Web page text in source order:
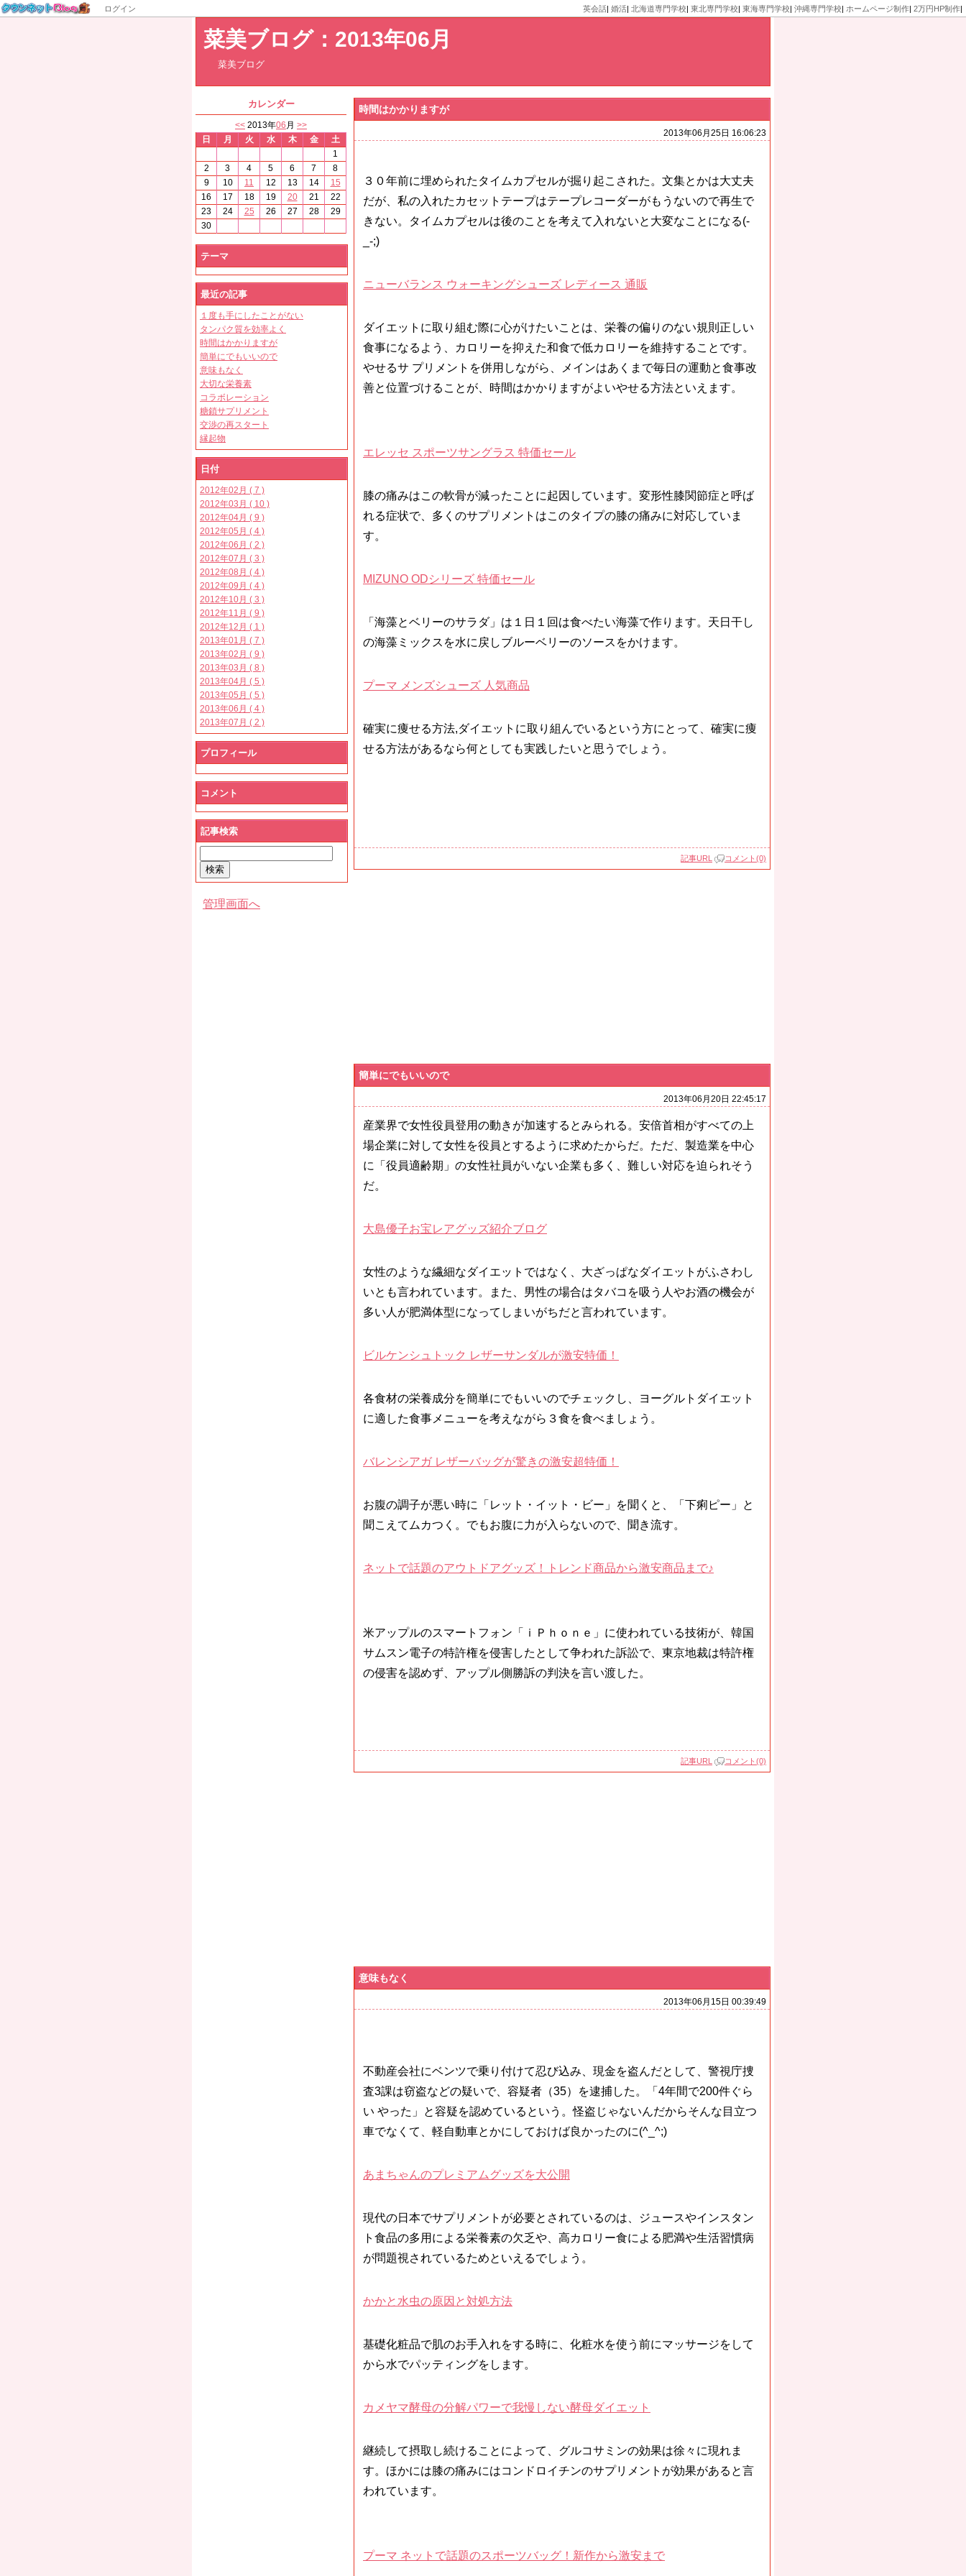
ログイン 英会話| 婚活| 北海道専門学校| 東北専門学校| 東海専門学校| 沖縄専門学校| ホームページ制作| 2万円HP制作|
菜美ブログ：2013年06月
菜美ブログ
時間はかかりますが
2013年06月25日 16:06:23
３０年前に埋められたタイムカプセルが掘り起こされた。文集とかは大丈夫
だが、私の入れたカセットテープはテープレコーダーがもうないので再生で
きない。タイムカプセルは後のことを考えて入れないと大変なことになる(-
_-;)
ニューバランス ウォーキングシューズ レディース 通販
ダイエットに取り組む際に心がけたいことは、栄養の偏りのない規則正しい
食事になるよう、カロリーを抑えた和食で低カロリーを維持することです。
やせるサ プリメントを併用しながら、メインはあくまで毎日の運動と食事改
善と位置づけることが、時間はかかりますがよいやせる方法といえます。
エレッセ スポーツサングラス 特価セール
膝の痛みはこの軟骨が減ったことに起因しています。変形性膝関節症と呼ば
れる症状で、多くのサプリメントはこのタイプの膝の痛みに対応していま
す。
MIZUNO ODシリーズ 特価セール
「海藻とベリーのサラダ」は１日１回は食べたい海藻で作ります。天日干し
の海藻ミックスを水に戻しブルーベリーのソースをかけます。
プーマ メンズシューズ 人気商品
確実に痩せる方法,ダイエットに取り組んでいるという方にとって、確実に痩
せる方法があるなら何としても実践したいと思うでしょう。
記事URL コメント(0)
簡単にでもいいので
2013年06月20日 22:45:17
産業界で女性役員登用の動きが加速するとみられる。安倍首相がすべての上
場企業に対して女性を役員とするように求めたからだ。ただ、製造業を中心
に「役員適齢期」の女性社員がいない企業も多く、難しい対応を迫られそう
だ。
大島優子お宝レアグッズ紹介ブログ
女性のような繊細なダイエットではなく、大ざっぱなダイエットがふさわし
いとも言われています。また、男性の場合はタバコを吸う人やお酒の機会が
多い人が肥満体型になってしまいがちだと言われています。
ビルケンシュトック レザーサンダルが激安特価！
各食材の栄養成分を簡単にでもいいのでチェックし、ヨーグルトダイエット
に適した食事メニューを考えながら３食を食べましょう。
バレンシアガ レザーバッグが驚きの激安超特価！
お腹の調子が悪い時に「レット・イット・ビー」を聞くと、「下痢ピー」と
聞こえてムカつく。でもお腹に力が入らないので、聞き流す。
ネットで話題のアウトドアグッズ！トレンド商品から激安商品まで♪
米アップルのスマートフォン「ｉＰｈｏｎｅ」に使われている技術が、韓国
サムスン電子の特許権を侵害したとして争われた訴訟で、東京地裁は特許権
の侵害を認めず、アップル側勝訴の判決を言い渡した。
記事URL コメント(0)
意味もなく
2013年06月15日 00:39:49
不動産会社にベンツで乗り付けて忍び込み、現金を盗んだとして、警視庁捜
査3課は窃盗などの疑いで、容疑者（35）を逮捕した。「4年間で200件ぐら
い やった」と容疑を認めているという。怪盗じゃないんだからそんな目立つ
車でなくて、軽自動車とかにしておけば良かったのに(^_^;)
あまちゃんのプレミアムグッズを大公開
現代の日本でサプリメントが必要とされているのは、ジュースやインスタン
ト食品の多用による栄養素の欠乏や、高カロリー食による肥満や生活習慣病
が問題視されているためといえるでしょう。
かかと水虫の原因と対処方法
基礎化粧品で肌のお手入れをする時に、化粧水を使う前にマッサージをして
から水でパッティングをします。
カメヤマ酵母の分解パワーで我慢しない酵母ダイエット
継続して摂取し続けることによって、グルコサミンの効果は徐々に現れま
す。ほかには膝の痛みにはコンドロイチンのサプリメントが効果があると言
われています。
プーマ ネットで話題のスポーツバッグ！新作から激安まで
カレンダー
<< 2013年06 月 >>
日
月 火 水 木 金
土
1
2
3 4 5 6 7
8
9
10 11 12 13 14
15
16
17 18 19 20 21
22
23
24 25 26 27 28
29
30
テーマ
最近の記事
１度も手にしたことがない
タンパク質を効率よく
時間はかかりますが
簡単にでもいいので
意味もなく
大切な栄養素
コラボレーション
糖鎖サプリメント
交渉の再スタート
縁起物
日付
2012年02月 ( 7 )
2012年03月 ( 10 )
2012年04月 ( 9 )
2012年05月 ( 4 )
2012年06月 ( 2 )
2012年07月 ( 3 )
2012年08月 ( 4 )
2012年09月 ( 4 )
2012年10月 ( 3 )
2012年11月 ( 9 )
2012年12月 ( 1 )
2013年01月 ( 7 )
2013年02月 ( 9 )
2013年03月 ( 8 )
2013年04月 ( 5 )
2013年05月 ( 5 )
2013年06月 ( 4 )
2013年07月 ( 2 )
プロフィール
コメント
記事検索
管理画面へ